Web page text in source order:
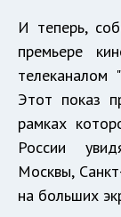
И теперь,
премьере
телеканалом
Этот показ
рамках
России
Москвы,
на больших